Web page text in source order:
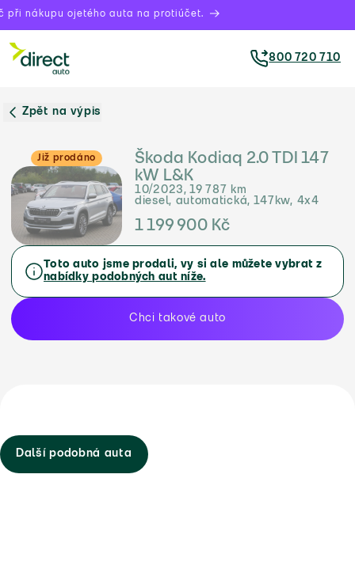
nákupu ojetého auta na protiúčet.
800 720 710
Zpět na výpis
Již prodáno
Škoda Kodiaq 2.0 TDI 147
kW L&K
10/2023, 19 787 km
diesel, automatická, 147kw, 4x4
1 199 900 Kč
Toto auto jsme prodali, vy si ale můžete vybrat z
nabídky podobných aut níže.
Chci takové auto
Další podobná auta